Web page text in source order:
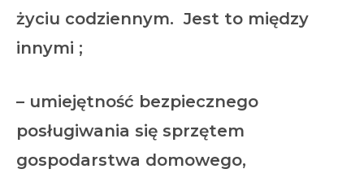
życiu codziennym. Jest to między
innymi ;
– umiejętność bezpiecznego
posługiwania się sprzętem
gospodarstwa domowego,